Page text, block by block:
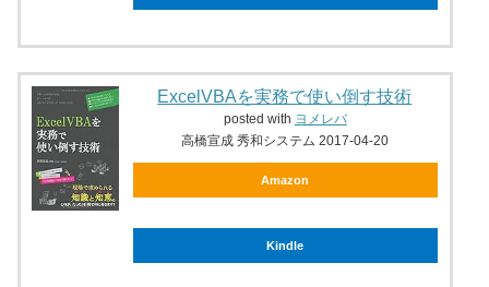
ExcelVBAを実務で使い倒す技術
posted with ヨメレバ
高橋宣成 秀和システム 2017-04-20
Amazon
Kindle